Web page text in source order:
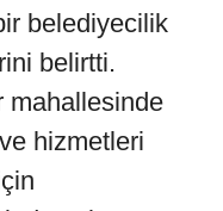
belediyecilik
belirtti.
mahallesinde
hizmetleri